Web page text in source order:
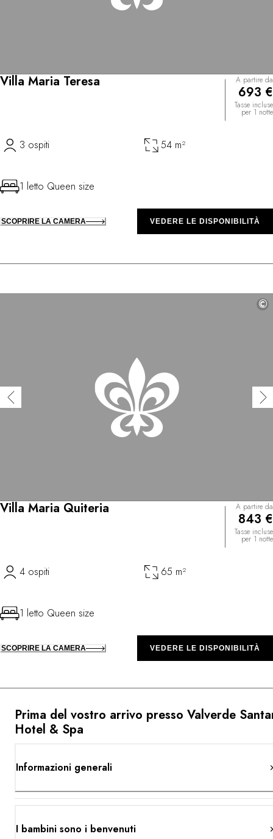
Prima del vostro arrivo presso Valverde
Hotel & Spa
Informazioni generali
I bambini sono i benvenuti
Villa Maria Teresa A partire da
693 €
Tasse incluse
per 1 notte
3 ospiti 54 m²
1 letto Queen size
SCOPRIRE LA CAMERA VEDERE LE DISPONIBILITÀ
©
Villa Maria Quiteria A partire da
843 €
Tasse incluse
per 1 notte
4 ospiti 65 m²
1 letto Queen size
SCOPRIRE LA CAMERA VEDERE LE DISPONIBILITÀ